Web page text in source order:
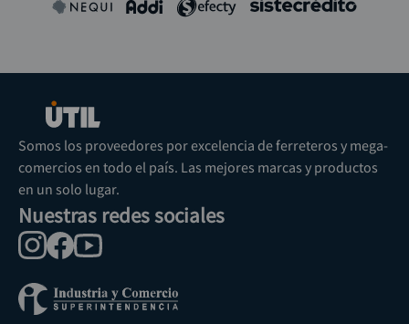
Somos los proveedores por excelencia de ferreteros y mega-
comercios en todo el país. Las mejores marcas y productos
en un solo lugar.
Nuestras redes sociales